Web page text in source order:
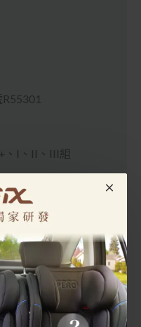
、I、II、III組